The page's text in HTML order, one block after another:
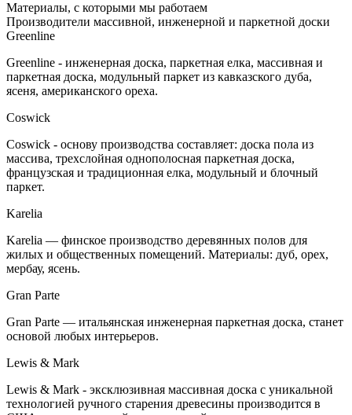
Материалы, с которыми мы работаем
Производители массивной, инженерной и паркетной доски
Greenline
Greenline - инженерная доска, паркетная елка, массивная и
паркетная доска, модульный паркет из кавказского дуба,
ясеня, американского ореха.
Coswick
Coswick - основу производства составляет: доска пола из
массива, трехслойная однополосная паркетная доска,
французская и традиционная елка, модульный и блочный
паркет.
Karelia
Karelia — финское производство деревянных полов для
жилых и общественных помещений. Материалы: дуб, орех,
мербау, ясень.
Gran Parte
Gran Parte — итальянская инженерная паркетная доска, станет
основой любых интерьеров.
Lewis & Mark
Lewis & Mark - эксклюзивная массивная доска с уникальной
технологией ручного старения древесины производится в